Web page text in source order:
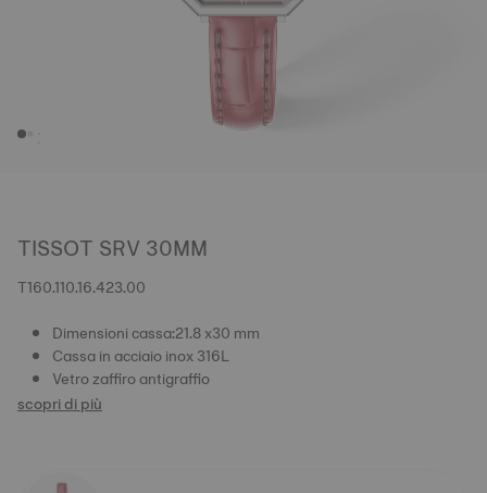
TISSOT SRV 30MM
T160.110.16.423.00
Dimensioni cassa:21.8 x30 mm
Cassa in acciaio inox 316L
Vetro zaffiro antigraffio
scopri di più